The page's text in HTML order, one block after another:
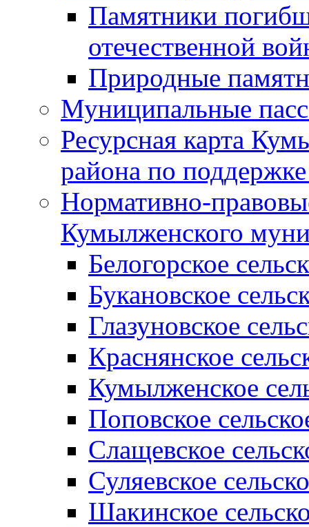
Памятники
отечественной
Природные
Муниципальные
Ресурсная карта
района по
Нормативно-
Кумылженского
Белогорское
Букановское
Глазуновское
Краснянское
Кумылженское
Поповское
Слащевское
Суляевское
Шакинское